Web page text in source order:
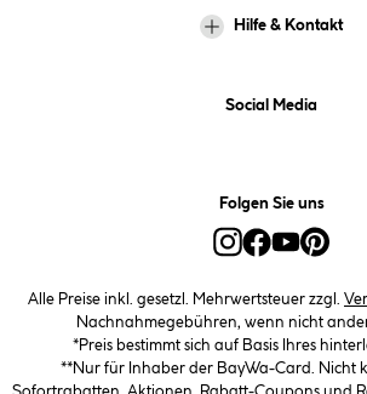
Hilfe & Kontakt
Social Media
Folgen Sie uns
Alle Preise inkl. gesetzl. Mehrwertsteuer zzgl.
Nachnahmegebühren, wenn nicht
*Preis bestimmt sich auf Basis Ihres
**Nur für Inhaber der BayWa-Card. Nicht